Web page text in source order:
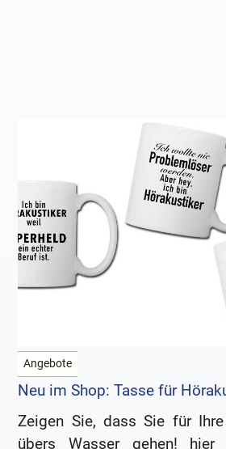
Angebote
Neu im Shop: Tasse für
Zeigen Sie, dass Sie für
übers Wasser gehen! hier